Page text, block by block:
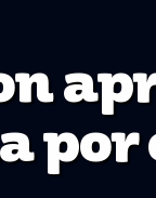
por